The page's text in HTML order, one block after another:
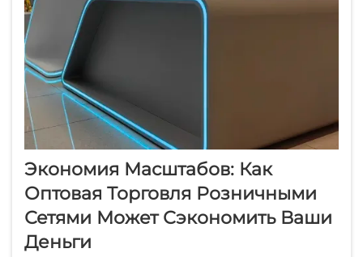
Экономия Масштабов: Как
Оптовая Торговля Розничными
Сетями Может Сэкономить Ваши
Деньги